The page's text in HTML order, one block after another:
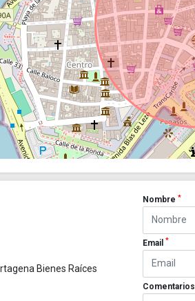
Bienes Raíces
Nombre*
Email*
Comentarios